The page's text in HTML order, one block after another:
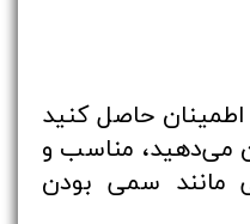
اطمینان حاصل کنید
می‌دهید، مناسب و
مانند سمی بودن